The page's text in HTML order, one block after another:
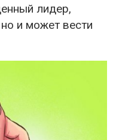
лидер,
и может вести